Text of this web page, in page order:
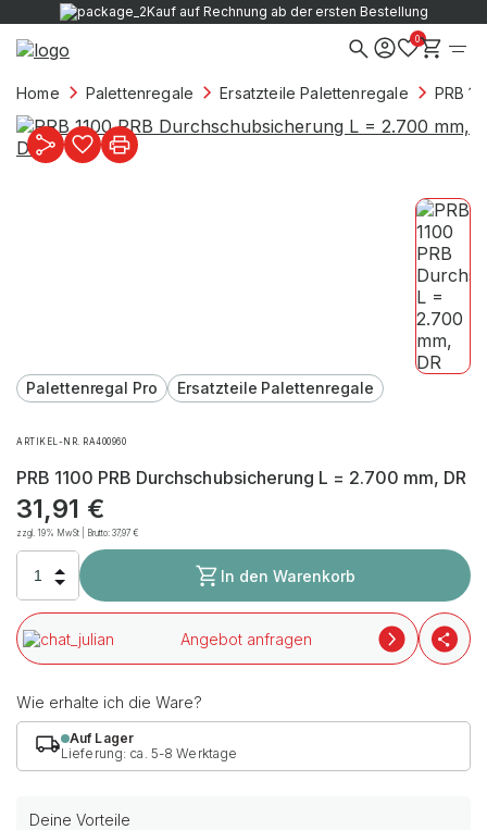
Kauf auf Rechnung ab der ersten Bestellung
0
Home Palettenregale Ersatzteile Palettenregale PRB
Palettenregal Pro Ersatzteile Palettenregale
ARTIKEL-NR. RA400960
PRB 1100 PRB Durchschubsicherung L = 2.700 mm, DR
31,91 €
zzgl. 19% MwSt | Brutto:37,97€
In den Warenkorb
Angebot anfragen
Wie erhalte ich die Ware?
Auf Lager
Lieferung: ca. 5-8 Werktage
Deine Vorteile